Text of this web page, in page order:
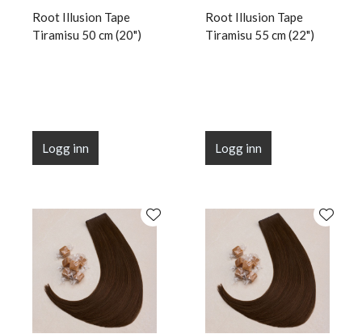
Root Illusion Tape
Tiramisu 50 cm (20")
Logg inn
Root Illusion Tape
Tiramisu 55 cm (22")
Logg inn